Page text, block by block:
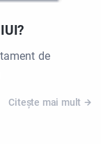
de
Citește mai mult